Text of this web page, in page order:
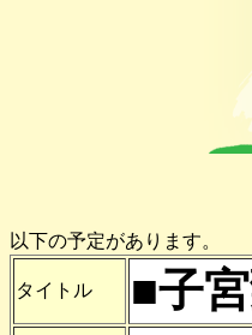
以下の予定があります。
タイトル ■子